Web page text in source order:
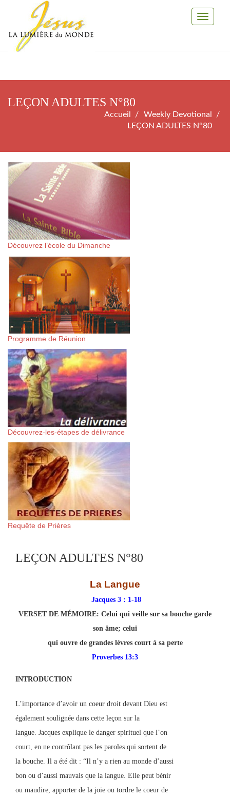
Toggle
LEÇON ADULTES N°80
Accueil
Weekly Devotional
LEÇON ADULTES N°80
Découvrez l’école du Dimanche
Programme de Réunion
Découvrez-les-étapes de délivrance
Requête de Prières
LEÇON ADULTES N°80
La Langue
Jacques 3 : 1-18
VERSET DE MÉMOIRE: Celui qui veille sur sa bouche garde
son âme; celui
qui ouvre de grandes lèvres court à sa perte
Proverbes 13:3
INTRODUCTION
L’importance d’avoir un coeur droit devant Dieu est
également soulignée dans cette leçon sur la
langue. Jacques explique le danger spirituel que l’on
court, en ne contrôlant pas les paroles qui sortent de
la bouche. Il a été dit : “Il n’y a rien au monde d’aussi
bon ou d’aussi mauvais que la langue. Elle peut bénir
ou maudire, apporter de la joie ou tordre le coeur de